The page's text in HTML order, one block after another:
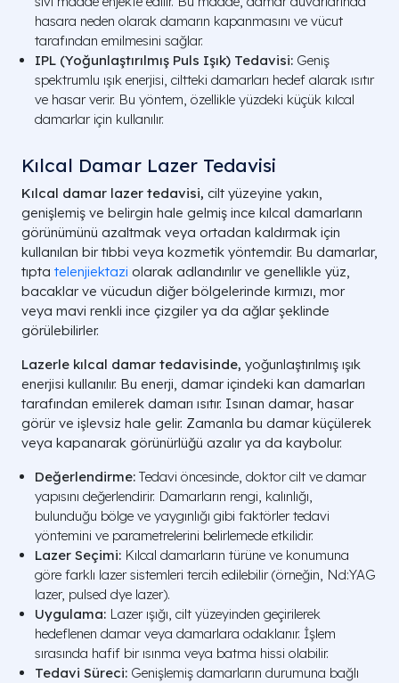
hasara neden olarak damarın kapanmasını ve vücut
tarafından emilmesini sağlar.
IPL (Yoğunlaştırılmış Puls Işık) Tedavisi: Geniş
spektrumlu ışık enerjisi, ciltteki damarları hedef alarak ısıtır
ve hasar verir. Bu yöntem, özellikle yüzdeki küçük kılcal
damarlar için kullanılır.
Kılcal Damar Lazer Tedavisi
Kılcal damar lazer tedavisi, cilt yüzeyine yakın,
genişlemiş ve belirgin hale gelmiş ince kılcal damarların
görünümünü azaltmak veya ortadan kaldırmak için
kullanılan bir tıbbi veya kozmetik yöntemdir. Bu damarlar,
tıpta telenjiektazi olarak adlandırılır ve genellikle yüz,
bacaklar ve vücudun diğer bölgelerinde kırmızı, mor
veya mavi renkli ince çizgiler ya da ağlar şeklinde
görülebilirler.
Lazerle kılcal damar tedavisinde, yoğunlaştırılmış ışık
enerjisi kullanılır. Bu enerji, damar içindeki kan damarları
tarafından emilerek damarı ısıtır. Isınan damar, hasar
görür ve işlevsiz hale gelir. Zamanla bu damar küçülerek
veya kapanarak görünürlüğü azalır ya da kaybolur.
Değerlendirme: Tedavi öncesinde, doktor cilt ve damar
yapısını değerlendirir. Damarların rengi, kalınlığı,
bulunduğu bölge ve yaygınlığı gibi faktörler tedavi
yöntemini ve parametrelerini belirlemede etkilidir.
Lazer Seçimi: Kılcal damarların türüne ve konumuna
göre farklı lazer sistemleri tercih edilebilir (örneğin, Nd:YAG
lazer, pulsed dye lazer).
Uygulama: Lazer ışığı, cilt yüzeyinden geçirilerek
hedeflenen damar veya damarlara odaklanır. İşlem
sırasında hafif bir ısınma veya batma hissi olabilir.
Tedavi Süreci: Genişlemiş damarların durumuna bağlı